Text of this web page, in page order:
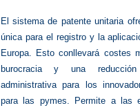
El sistema de patente unitaria
única para el registro y la
Europa. Esto conllevará costes
burocracia y una
administrativa para los
para las pymes. Permite a las